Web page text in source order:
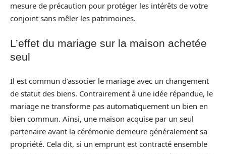
mesure de précaution pour protéger les intérêts de votre
conjoint sans mêler les patrimoines.
L’effet du mariage sur la maison achetée
seul
Il est commun d’associer le mariage avec un changement
de statut des biens. Contrairement à une idée répandue, le
mariage ne transforme pas automatiquement un bien en
bien commun. Ainsi, une maison acquise par un seul
partenaire avant la cérémonie demeure généralement sa
propriété. Cela dit, si un emprunt est contracté ensemble